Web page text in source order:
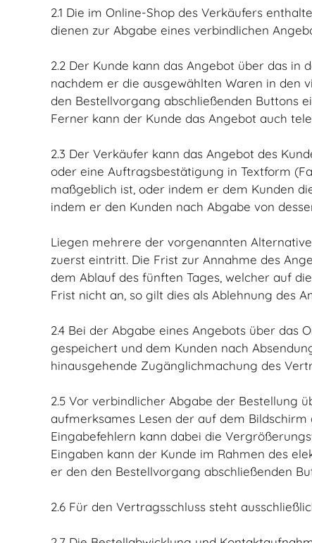
2.1 Die im Online-Shop des Verkäufers
dienen zur Abgabe eines verbindlichen
2.2 Der Kunde kann das Angebot über das
nachdem er die ausgewählten Waren in den
den Bestellvorgang abschließenden Buttons
Ferner kann der Kunde das Angebot auch
2.3 Der Verkäufer kann das Angebot des
oder eine Auftragsbestätigung in Textform
maßgeblich ist, oder indem er dem Kunden
indem er den Kunden nach Abgabe von
Liegen mehrere der vorgenannten
zuerst eintritt. Die Frist zur Annahme des
dem Ablauf des fünften Tages, welcher auf
Frist nicht an, so gilt dies als Ablehnung des
2.4 Bei der Abgabe eines Angebots über
gespeichert und dem Kunden nach
hinausgehende Zugänglichmachung des
2.5 Vor verbindlicher Abgabe der Bestellung
aufmerksames Lesen der auf dem
Eingabefehlern kann dabei die
Eingaben kann der Kunde im Rahmen des
er den den Bestellvorgang abschließenden
2.6 Für den Vertragsschluss steht